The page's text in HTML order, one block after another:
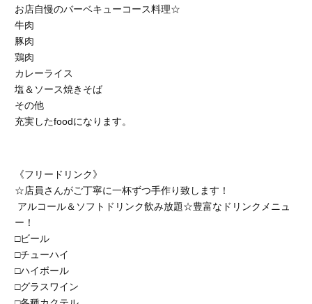
お店自慢のバーベキューコース料理☆
牛肉
豚肉
鶏肉
カレーライス
塩＆ソース焼きそば
その他
充実したfoodになります。
《フリードリンク》
☆店員さんがご丁寧に一杯ずつ手作り致します！
アルコール＆ソフトドリンク飲み放題☆豊富なドリンクメニュ
ー！
□ビール
□チューハイ
□ハイボール
□グラスワイン